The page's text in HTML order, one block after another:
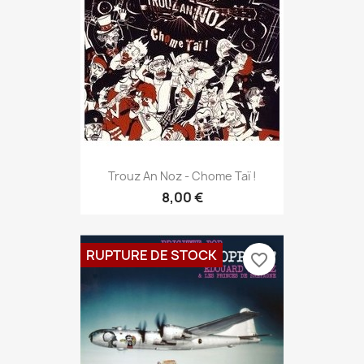
Trouz An Noz - Chome Taï !
8,00 €
RUPTURE DE STOCK favorite_border